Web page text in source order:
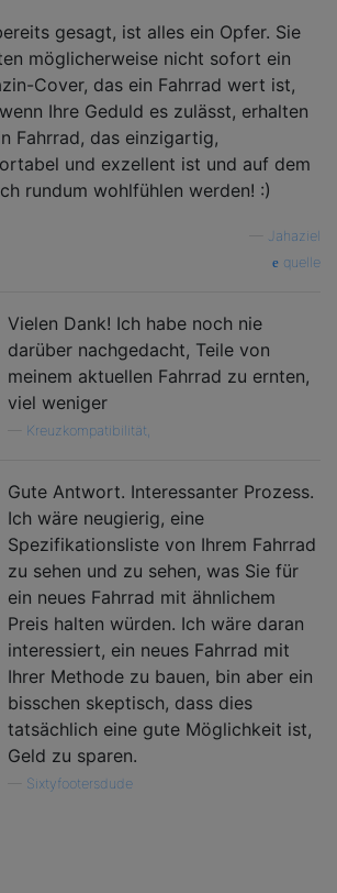
gesagt, ist alles ein Opfer. Sie
möglicherweise nicht sofort ein
Cover, das ein Fahrrad wert ist,
Ihre Geduld es zulässt, erhalten
Fahrrad, das einzigartig,
und exzellent ist und auf dem
rundum wohlfühlen werden! :)
Jahaziel
quelle
Vielen Dank! Ich habe noch nie
darüber nachgedacht, Teile von
meinem aktuellen Fahrrad zu ernten,
viel weniger
Kreuzkompatibilität,
Gute Antwort. Interessanter Prozess.
Ich wäre neugierig, eine
Spezifikationsliste von Ihrem Fahrrad
zu sehen und zu sehen, was Sie für
ein neues Fahrrad mit ähnlichem
Preis halten würden. Ich wäre daran
interessiert, ein neues Fahrrad mit
Ihrer Methode zu bauen, bin aber ein
bisschen skeptisch, dass dies
tatsächlich eine gute Möglichkeit ist,
Geld zu sparen.
Sixtyfootersdude